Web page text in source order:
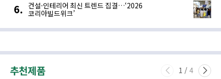
건설·인테리어 최신 트렌드 집결…‘2026
코리아빌드위크’
추천제품 1 / 4